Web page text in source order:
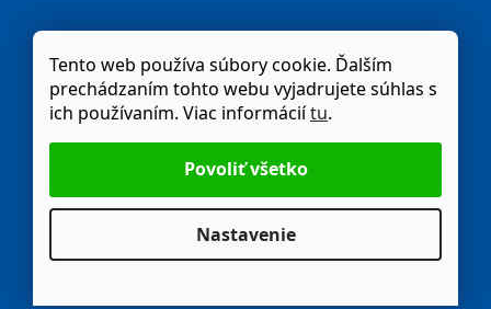
Tento web používa súbory cookie. Ďalším
prechádzaním tohto webu vyjadrujete súhlas s
ich používaním. Viac informáciítu.
Nastavenie
Odstúpenie od zmluvy